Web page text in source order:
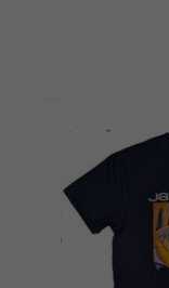
Cepure ar
5
10,50 €
Ir noliktavā